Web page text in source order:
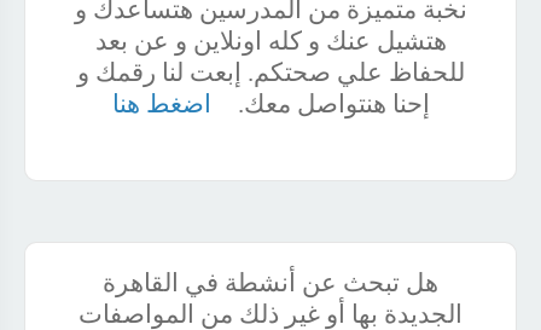
نخبة متميزة من المدرسين هتساعدك و
هتشيل عنك و كله اونلاين و عن بعد
للحفاظ علي صحتكم. إبعت لنا رقمك و
إحنا هنتواصل معك.
اضغط هنا
هل تبحث عن أنشطة في القاهرة
الجديدة بها أو غير ذلك من المواصفات